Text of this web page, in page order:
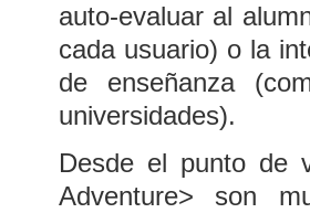
auto-evaluar al
cada usuario) o la
de enseñanza
universidades).
Desde el punto de
Adventure> son